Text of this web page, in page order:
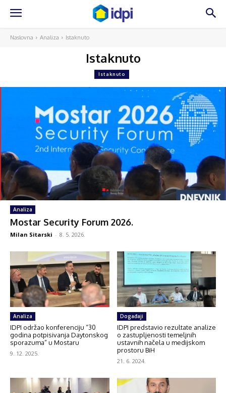
Naslovna Analiza Istaknuto
Istaknuto
Istaknuto
Analiza
Mostar Security Forum 2026.
Milan Sitarski - 8. 5. 2026.
Analiza
IDPI održao konferenciju “30
godina potpisivanja Daytonskog
sporazuma” u Mostaru
9. 12. 2025.
Događaji
IDPI predstavio rezultate analize
o zastupljenosti temeljnih
ustavnih načela u medijskom
prostoru BiH
21. 6. 2024.